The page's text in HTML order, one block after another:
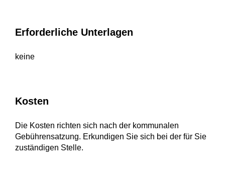
Erforderliche Unterlagen
keine
Kosten
Die Kosten richten sich nach der kommunalen
Gebührensatzung. Erkundigen Sie sich bei der für Sie
zuständigen Stelle.